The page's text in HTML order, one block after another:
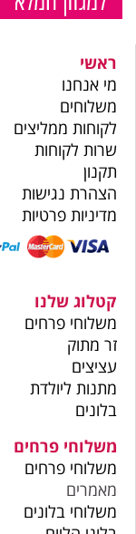
ראשי
מי אנחנו
משלוחים
לקוחות ממליצים
שרות לקוחות
תקנון
הצהרת נגישות
מדיניות פרטיות
קטלוג שלנו
משלוחי פרחים
זר מתוק
עציצים
מתנות ליולדת
בלונים
משלוחי פרחים
משלוחי פרחים
מאמרים
משלוחי בלונים